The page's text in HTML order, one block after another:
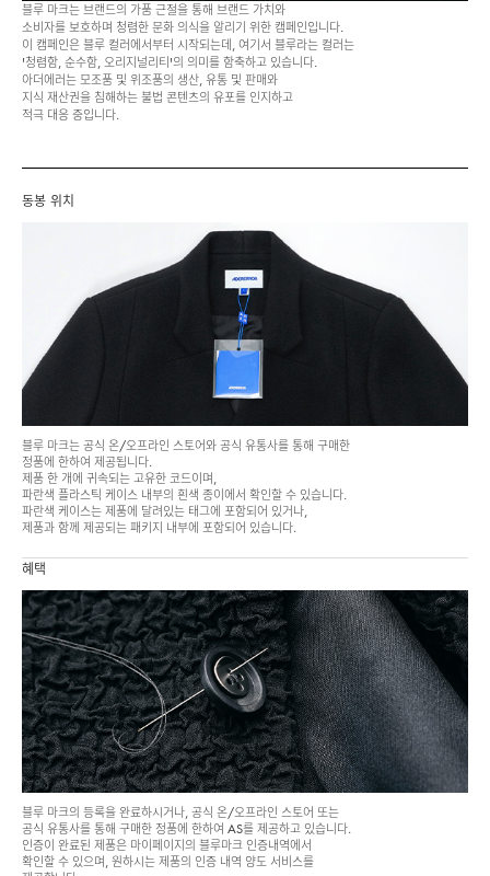
블루 마크는 브랜드의 가품 근절을 통해 브랜드 가치와
소비자를 보호하며 청렴한 문화 의식을 알리기 위한 캠페인입니다.
이 캠페인은 블루 컬러에서부터 시작되는데, 여기서 블루라는 컬러는
'청렴함, 순수함, 오리지널리티'의 의미를 함축하고 있습니다.
아더에러는 모조품 및 위조품의 생산, 유통 및 판매와
지식 재산권을 침해하는 불법 콘텐츠의 유포를 인지하고
적극 대응 중입니다.
동봉 위치
블루 마크는 공식 온/오프라인 스토어와 공식 유통사를 통해 구매한
정품에 한하여 제공됩니다.
제품 한 개에 귀속되는 고유한 코드이며,
파란색 플라스틱 케이스 내부의 흰색 종이에서 확인할 수 있습니다.
파란색 케이스는 제품에 달려있는 태그에 포함되어 있거나,
제품과 함께 제공되는 패키지 내부에 포함되어 있습니다.
혜택
블루 마크의 등록을 완료하시거나, 공식 온/오프라인 스토어 또는
공식 유통사를 통해 구매한 정품에 한하여 AS를 제공하고 있습니다.
인증이 완료된 제품은 마이페이지의 블루마크 인증내역에서
확인할 수 있으며, 원하시는 제품의 인증 내역 양도 서비스를